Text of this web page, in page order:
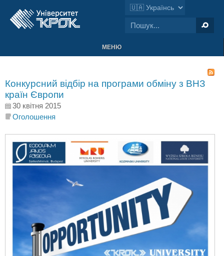
МЕНЮ
Конкурсний відбір на програми обміну з ВНЗ
країн Європи
30 квітня 2015
Оголошення